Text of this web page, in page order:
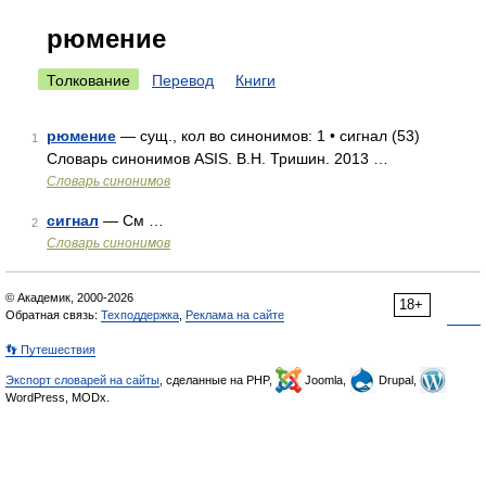
рюмение
Толкование Перевод Книги
1 рюмение — сущ., кол во синонимов: 1 • сигнал (53)
Словарь синонимов ASIS. В.Н. Тришин. 2013 …
Словарь синонимов
2 сигнал — См …
Словарь синонимов
18+
© Академик, 2000-2026
Обратная связь: Техподдержка Реклама на сайте
👣 Путешествия
Экспорт словарей на сайты , сделанные на PHP, Joomla,
Drupal,
WordPress, MODx.